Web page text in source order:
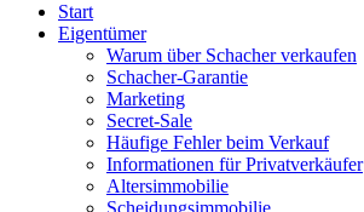
Start
Eigentümer
Warum über Schacher verkaufen
Schacher-Garantie
Marketing
Secret-Sale
Häufige Fehler beim Verkauf
Informationen für Privatverkäufer
Altersimmobilie
Scheidungsimmobilie